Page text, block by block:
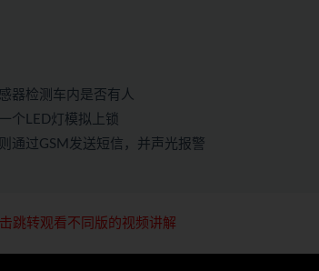
器检测车内是否有人
个LED灯模拟上锁
通过GSM发送短信，并声光报警
跳转观看不同版的视频讲解